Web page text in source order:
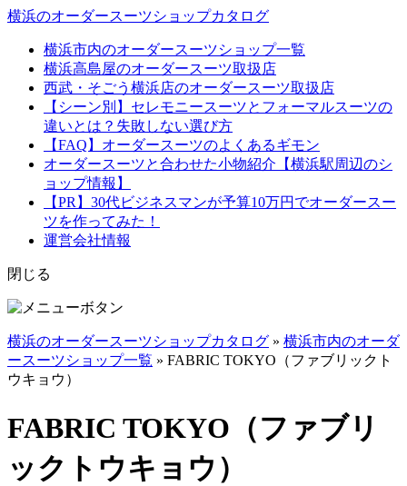
横浜のオーダースーツショップカタログ
横浜市内のオーダースーツショップ一覧
横浜高島屋のオーダースーツ取扱店
西武・そごう横浜店のオーダースーツ取扱店
【シーン別】セレモニースーツとフォーマルスーツの
違いとは？失敗しない選び方
【FAQ】オーダースーツのよくあるギモン
オーダースーツと合わせた小物紹介【横浜駅周辺のシ
ョップ情報】
【PR】30代ビジネスマンが予算10万円でオーダースー
ツを作ってみた！
運営会社情報
閉じる
横浜のオーダースーツショップカタログ » 横浜市内のオーダ
ースーツショップ一覧 » FABRIC TOKYO（ファブリックト
ウキョウ）
FABRIC TOKYO（ファブリ
ックトウキョウ）